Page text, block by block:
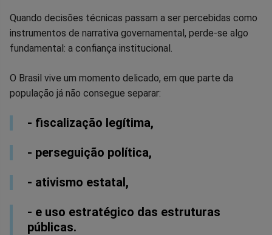
Quando decisões técnicas passam a ser percebidas como
instrumentos de narrativa governamental, perde-se algo
fundamental: a confiança institucional.
O Brasil vive um momento delicado, em que parte da
população já não consegue separar:
- fiscalização legítima,
- perseguição política,
- ativismo estatal,
- e uso estratégico das estruturas
públicas.